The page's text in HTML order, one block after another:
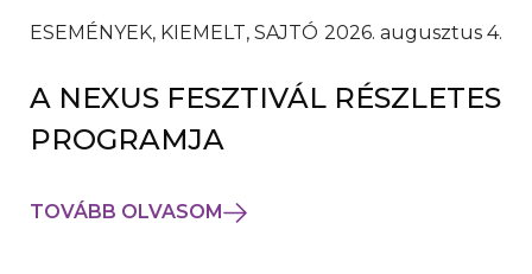
ESEMÉNYEK, KIEMELT, SAJTÓ 2026. augusztus 4.
A NEXUS FESZTIVÁL RÉSZLETES
PROGRAMJA
TOVÁBB OLVASOM